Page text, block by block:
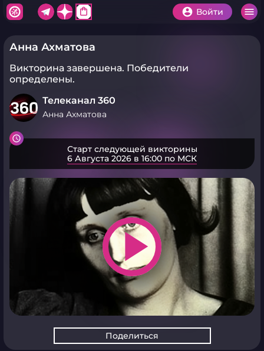
shopping_bag Войти
Анна Ахматова
Викторина завершена. Победители
определены.
Телеканал 360
Анна Ахматова
Старт следующей викторины
6 Августа 2026 в 16:00 по МСК
play_arrow
Поделиться